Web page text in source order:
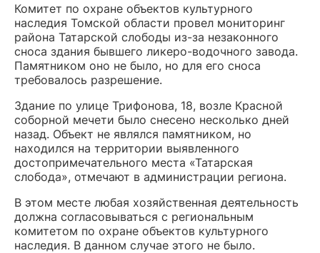
Комитет по охране объектов культурного
наследия Томской области провел мониторинг
района Татарской слободы из-за незаконного
сноса здания бывшего ликеро-водочного завода.
Памятником оно не было, но для его сноса
требовалось разрешение.
Здание по улице Трифонова, 18, возле Красной
соборной мечети было снесено несколько дней
назад. Объект не являлся памятником, но
находился на территории выявленного
достопримечательного места «Татарская
слобода», отмечают в администрации региона.
В этом месте любая хозяйственная деятельность
должна согласовываться с региональным
комитетом по охране объектов культурного
наследия. В данном случае этого не было.